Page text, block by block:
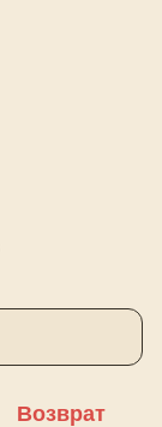
Возврат